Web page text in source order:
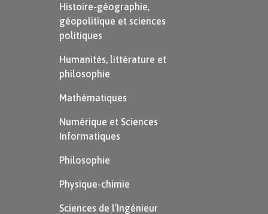
Histoire-géographie,
géopolitique et sciences
politiques
Humanités, littérature et
philosophie
Mathématiques
Numérique et Sciences
Informatiques
Philosophie
Physique-chimie
Sciences de l’Ingénieur